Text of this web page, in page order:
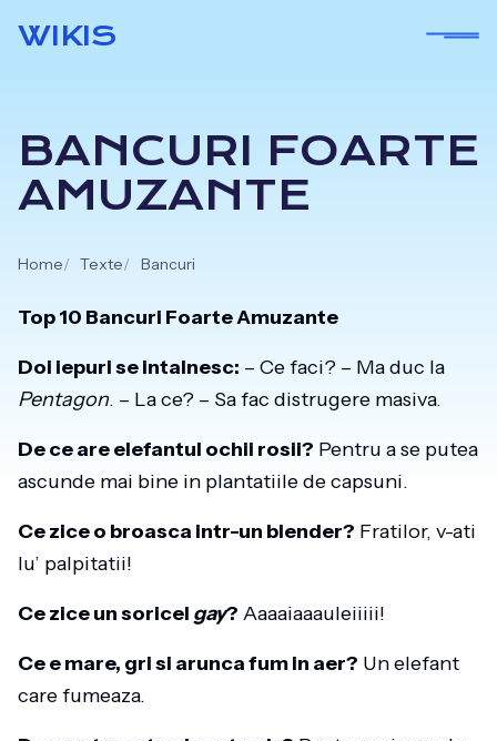
WIKIS
BANCURI FOARTE
AMUZANTE
Home Texte Bancuri
Top 10 Bancuri Foarte Amuzante
Doi iepuri se intalnesc: – Ce faci? – Ma duc la
Pentagon. – La ce? – Sa fac distrugere masiva.
De ce are elefantul ochii rosii? Pentru a se putea
ascunde mai bine in plantatiile de capsuni.
Ce zice o broasca intr-un blender? Fratilor, v-ati
lu’ palpitatii!
Ce zice un soricel gay? Aaaaiaaauleiiiii!
Ce e mare, gri si arunca fum in aer? Un elefant
care fumeaza.